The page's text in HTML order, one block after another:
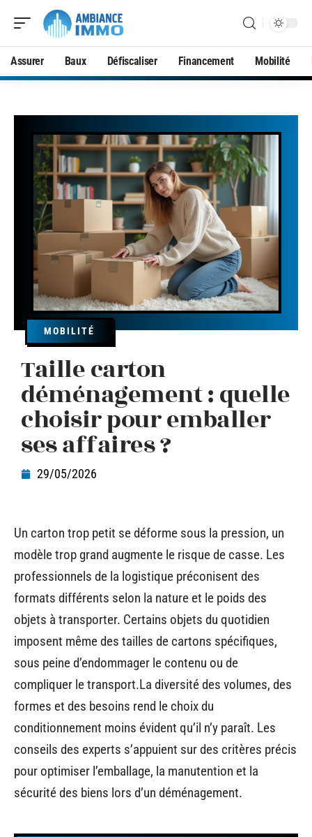
Assurer Baux Défiscaliser Financement Mobilité
MOBILITÉ
Taille carton
déménagement : quelle
choisir pour emballer
ses affaires ?
29/05/2026
Un carton trop petit se déforme sous la pression, un
modèle trop grand augmente le risque de casse. Les
professionnels de la logistique préconisent des
formats différents selon la nature et le poids des
objets à transporter. Certains objets du quotidien
imposent même des tailles de cartons spécifiques,
sous peine d’endommager le contenu ou de
compliquer le transport.La diversité des volumes, des
formes et des besoins rend le choix du
conditionnement moins évident qu’il n’y paraît. Les
conseils des experts s’appuient sur des critères précis
pour optimiser l’emballage, la manutention et la
sécurité des biens lors d’un déménagement.